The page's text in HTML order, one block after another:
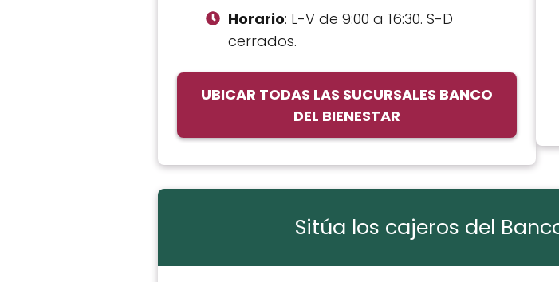
Horario: L-V de 9:00 a 16:30. S-D
cerrados.
UBICAR TODAS LAS SUCURSALES BANCO
DEL BIENESTAR
Sitúa los cajeros del